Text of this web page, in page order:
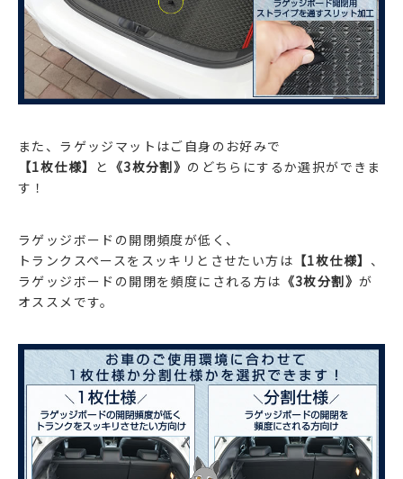
また、ラゲッジマットはご自身のお好みで
【1枚仕様】 と 《3枚分割》 のどちらにするか選択ができま
す！
ラゲッジボードの開閉頻度が低く、
トランクスペースをスッキリとさせたい方は 【1枚仕様】 、
ラゲッジボードの開閉を頻度にされる方は 《3枚分割》が
オススメです。